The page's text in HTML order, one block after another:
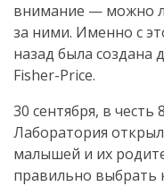
внимание — можно
за ними. Именно с
назад была создана
Fisher-Price.
30 сентября, в честь
Лаборатория
малышей и их
правильно выбрать